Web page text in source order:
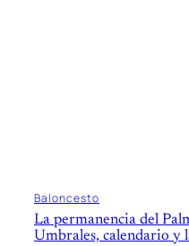
Baloncesto
La permanencia del
Umbrales, calendario y